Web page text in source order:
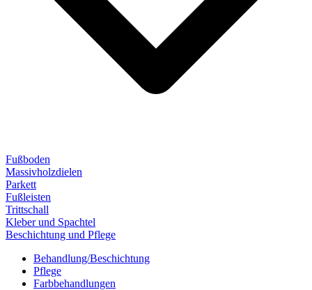
Fußboden
Massivholzdielen
Parkett
Fußleisten
Trittschall
Kleber und Spachtel
Beschichtung und Pflege
Behandlung/Beschichtung
Pflege
Farbbehandlungen